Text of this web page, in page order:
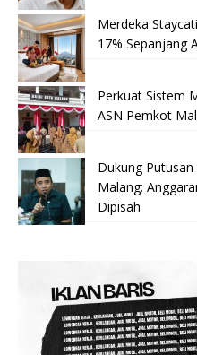
Merdeka
17% Sepanjang
Perkuat Sistem
ASN Pemkot
Dukung
Malang:
Dipisah